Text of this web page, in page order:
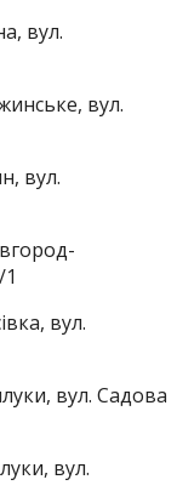
вул.
вул.
вул. Садова
вул.